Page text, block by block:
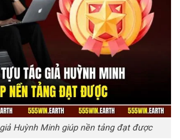
Huỳnh Minh giúp nền tảng đạt được